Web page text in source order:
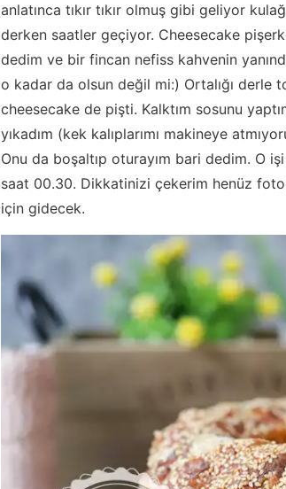
anlatınca tıkır tıkır olmuş gibi geliyor
derken saatler geçiyor. Cheesecake
dedim ve bir fincan nefiss kahvenin
o kadar da olsun değil mi:) Ortalığı derle
cheesecake de pişti. Kalktım sosunu
yıkadım (kek kalıplarımı makineye
Onu da boşaltıp oturayım bari dedim. O
saat 00.30. Dikkatinizi çekerim henüz
için gidecek.